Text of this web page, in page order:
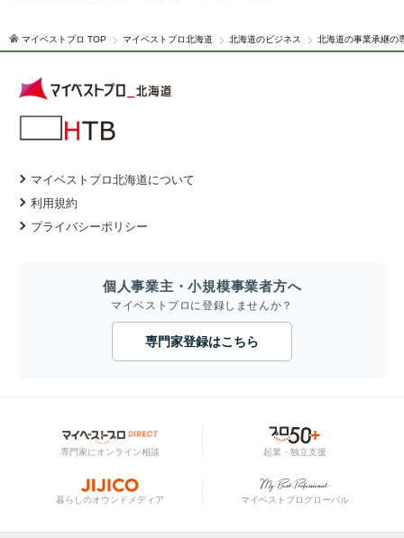
マイベストプロ TOP マイベストプロ北海道 北海道のビジネス 北海道の事業承継の
マイベストプロ北海道について
利用規約
プライバシーポリシー
個人事業主・小規模事業者方へ
マイベストプロに登録しませんか？
専門家登録はこちら
専門家にオンライン相談 起業・独立支援
暮らしのオウンドメディア マイベストプログローバル